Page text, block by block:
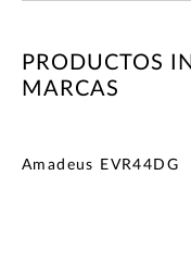
PRODUCTOS
MARCAS
Amadeus EVR44DG